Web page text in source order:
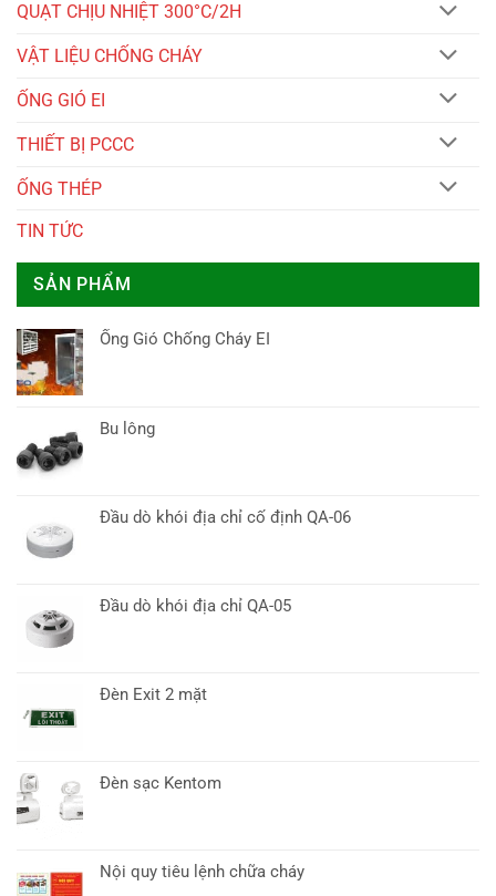
QUẠT CHỊU NHIỆT 300°C/2H
VẬT LIỆU CHỐNG CHÁY
ỐNG GIÓ EI
THIẾT BỊ PCCC
ỐNG THÉP
TIN TỨC
SẢN PHẨM
Ống Gió Chống Cháy EI
Bu lông
Đầu dò khói địa chỉ cố định QA-06
Đầu dò khói địa chỉ QA-05
Đèn Exit 2 mặt
Đèn sạc Kentom
Nội quy tiêu lệnh chữa cháy